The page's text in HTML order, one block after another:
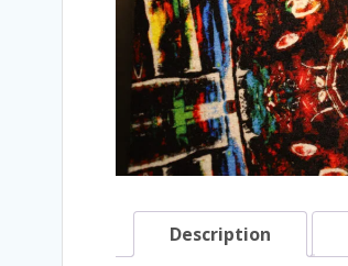
Description